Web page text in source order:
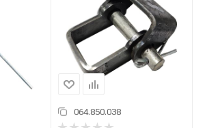
064.850.038